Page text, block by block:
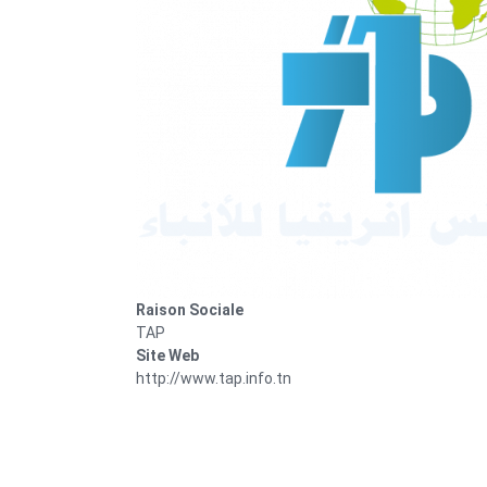
Raison Sociale
TAP
Site Web
http://www.tap.info.tn